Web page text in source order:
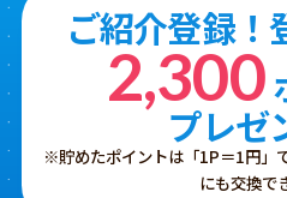
ご紹介登録！
2,300
プレゼ
※貯めたポイントは「1P＝1円」
にも交換で